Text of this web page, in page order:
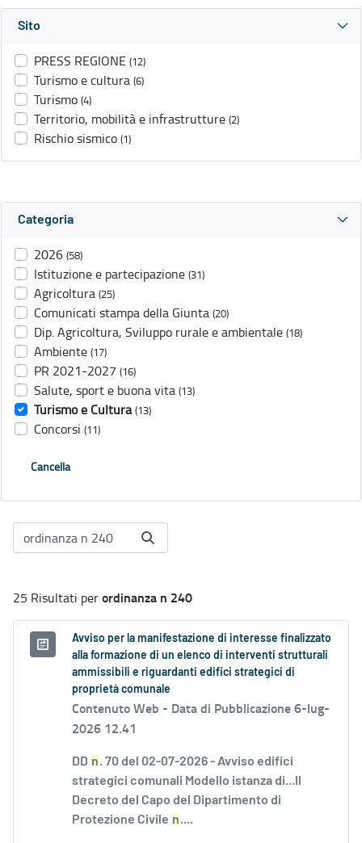
Sito
PRESS REGIONE (12)
Turismo e cultura (6)
Turismo (4)
Territorio, mobilità e infrastrutture (2)
Rischio sismico (1)
Categoria
2026 (58)
Istituzione e partecipazione (31)
Agricoltura (25)
Comunicati stampa della Giunta (20)
Dip. Agricoltura, Sviluppo rurale e ambientale (18)
Ambiente (17)
PR 2021-2027 (16)
Salute, sport e buona vita (13)
Turismo e Cultura (13)
Concorsi (11)
Cancella
25 Risultati perordinanza n 240
Avviso per la manifestazione di interesse finalizzato
alla formazione di un elenco di interventi strutturali
ammissibili e riguardanti edifici strategici di
proprietà comunale
Contenuto Web - Data di Pubblicazione 6-lug-
2026 12.41
DD n. 70 del 02-07-2026 - Avviso edifici
strategici comunali Modello istanza di...Il
Decreto del Capo del Dipartimento di
Protezione Civile n....